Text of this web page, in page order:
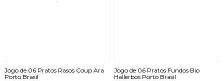
Jogo de 06 Pratos Rasos Coup Ara
Porto Brasil
Jogo de 06 Pratos Fundos Bio
Hallerbos Porto Brasil